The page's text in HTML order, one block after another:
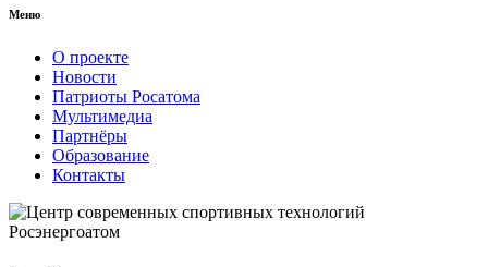
Меню
О проекте
Новости
Патриоты Росатома
Мультимедиа
Партнёры
Образование
Контакты